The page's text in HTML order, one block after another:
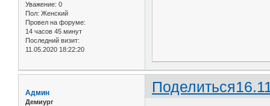
Уважение: 0
Пол: Женский
Провел на форуме:
14 часов 45 минут
Последний визит:
11.05.2020 18:22:20
Поделиться
Админ
Демиург